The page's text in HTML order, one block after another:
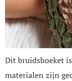
Dit bruidsboeket
materialen zijn